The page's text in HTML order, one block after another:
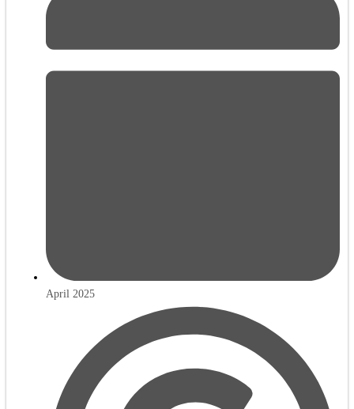
April 2025